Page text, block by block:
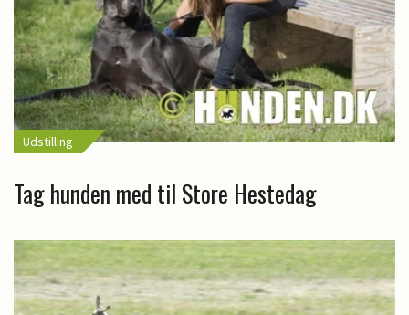
Udstilling
Tag hunden med til Store Hestedag